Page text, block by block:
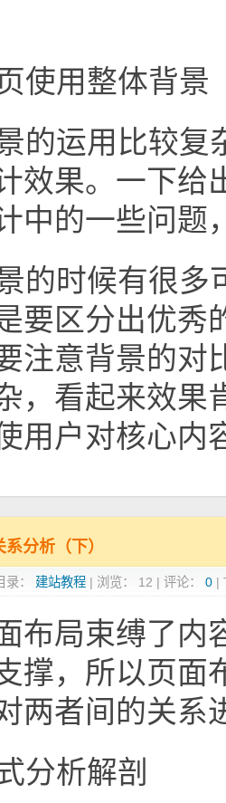
使用整体背景
的运用比较复
效果。一下给
中的一些问题
的时候有很多
要区分出优秀
注意背景的对
，看起来效果
用户对核心内
分析（下）
： 建站教程 | 浏览： 12 | 评论： 0 |
布局束缚了内
撑，所以页面
两者间的关系
分析解剖